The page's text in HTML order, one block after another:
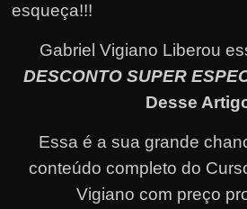
esqueça!!!
Gabriel Vigiano Liberou
DESCONTO SUPER
Desse
Essa é a sua grande
conteúdo completo do
Vigiano com preço